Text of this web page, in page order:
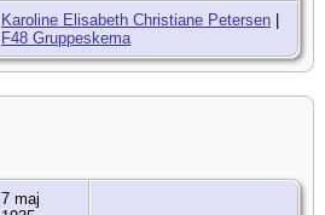
Karoline Elisabeth Christiane Petersen
F48 Gruppeskema
7 maj